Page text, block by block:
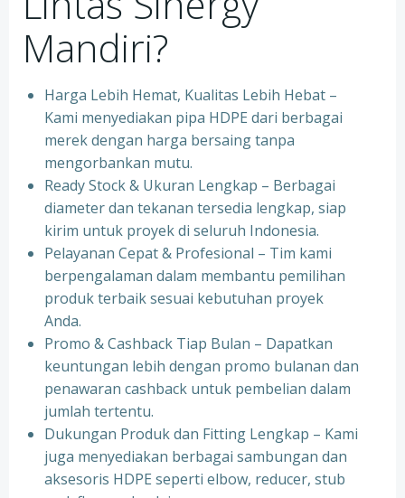
Mandiri?
Harga Lebih Hemat, Kualitas Lebih Hebat –
Kami menyediakan pipa HDPE dari berbagai
merek dengan harga bersaing tanpa
mengorbankan mutu.
Ready Stock & Ukuran Lengkap – Berbagai
diameter dan tekanan tersedia lengkap, siap
kirim untuk proyek di seluruh Indonesia.
Pelayanan Cepat & Profesional – Tim kami
berpengalaman dalam membantu pemilihan
produk terbaik sesuai kebutuhan proyek
Anda.
Promo & Cashback Tiap Bulan – Dapatkan
keuntungan lebih dengan promo bulanan dan
penawaran cashback untuk pembelian dalam
jumlah tertentu.
Dukungan Produk dan Fitting Lengkap – Kami
juga menyediakan berbagai sambungan dan
aksesoris HDPE seperti elbow, reducer, stub